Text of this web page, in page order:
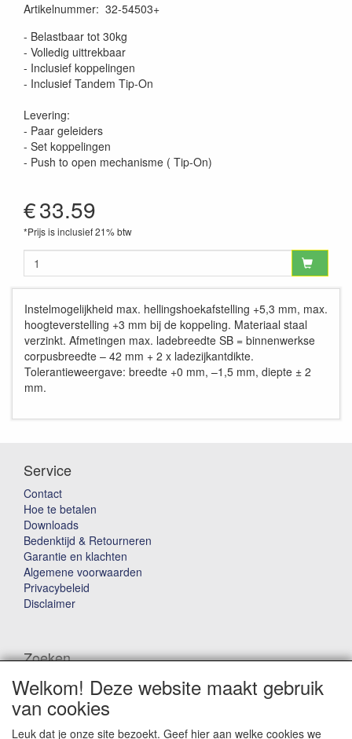
Artikelnummer: 32-54503+
- Belastbaar tot 30kg
- Volledig uittrekbaar
- Inclusief koppelingen
- Inclusief Tandem Tip-On
Levering:
- Paar geleiders
- Set koppelingen
- Push to open mechanisme ( Tip-On)
€33.59
*Prijs is inclusief 21% btw
Instelmogelijkheid max. hellingshoekafstelling +5,3 mm, max.
hoogteverstelling +3 mm bij de koppeling. Materiaal staal
verzinkt. Afmetingen max. ladebreedte SB = binnenwerkse
corpusbreedte – 42 mm + 2 x ladezijkantdikte.
Tolerantieweergave: breedte +0 mm, –1,5 mm, diepte ± 2
mm.
Service
Contact
Hoe te betalen
Downloads
Bedenktijd & Retourneren
Garantie en klachten
Algemene voorwaarden
Privacybeleid
Disclaimer
Zoeken
Waar ben je naar op zoek?
Welkom! Deze website maakt gebruik
van cookies
Leuk dat je onze site bezoekt. Geef hier aan welke cookies we